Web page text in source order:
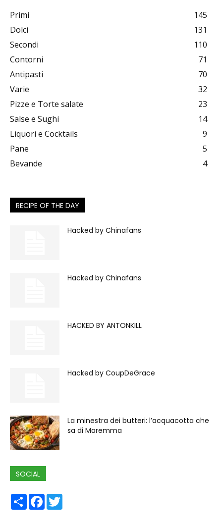
Primi
145
Dolci
131
Secondi
110
Contorni
71
Antipasti
70
Varie
32
Pizze e Torte salate
23
Salse e Sughi
14
Liquori e Cocktails
9
Pane
5
Bevande
4
RECIPE OF THE DAY
Hacked by Chinafans
Hacked by Chinafans
HACKED BY ANTONKILL
Hacked by CoupDeGrace
La minestra dei butteri: l’acquacotta che
sa di Maremma
SOCIAL
ShareFacebook